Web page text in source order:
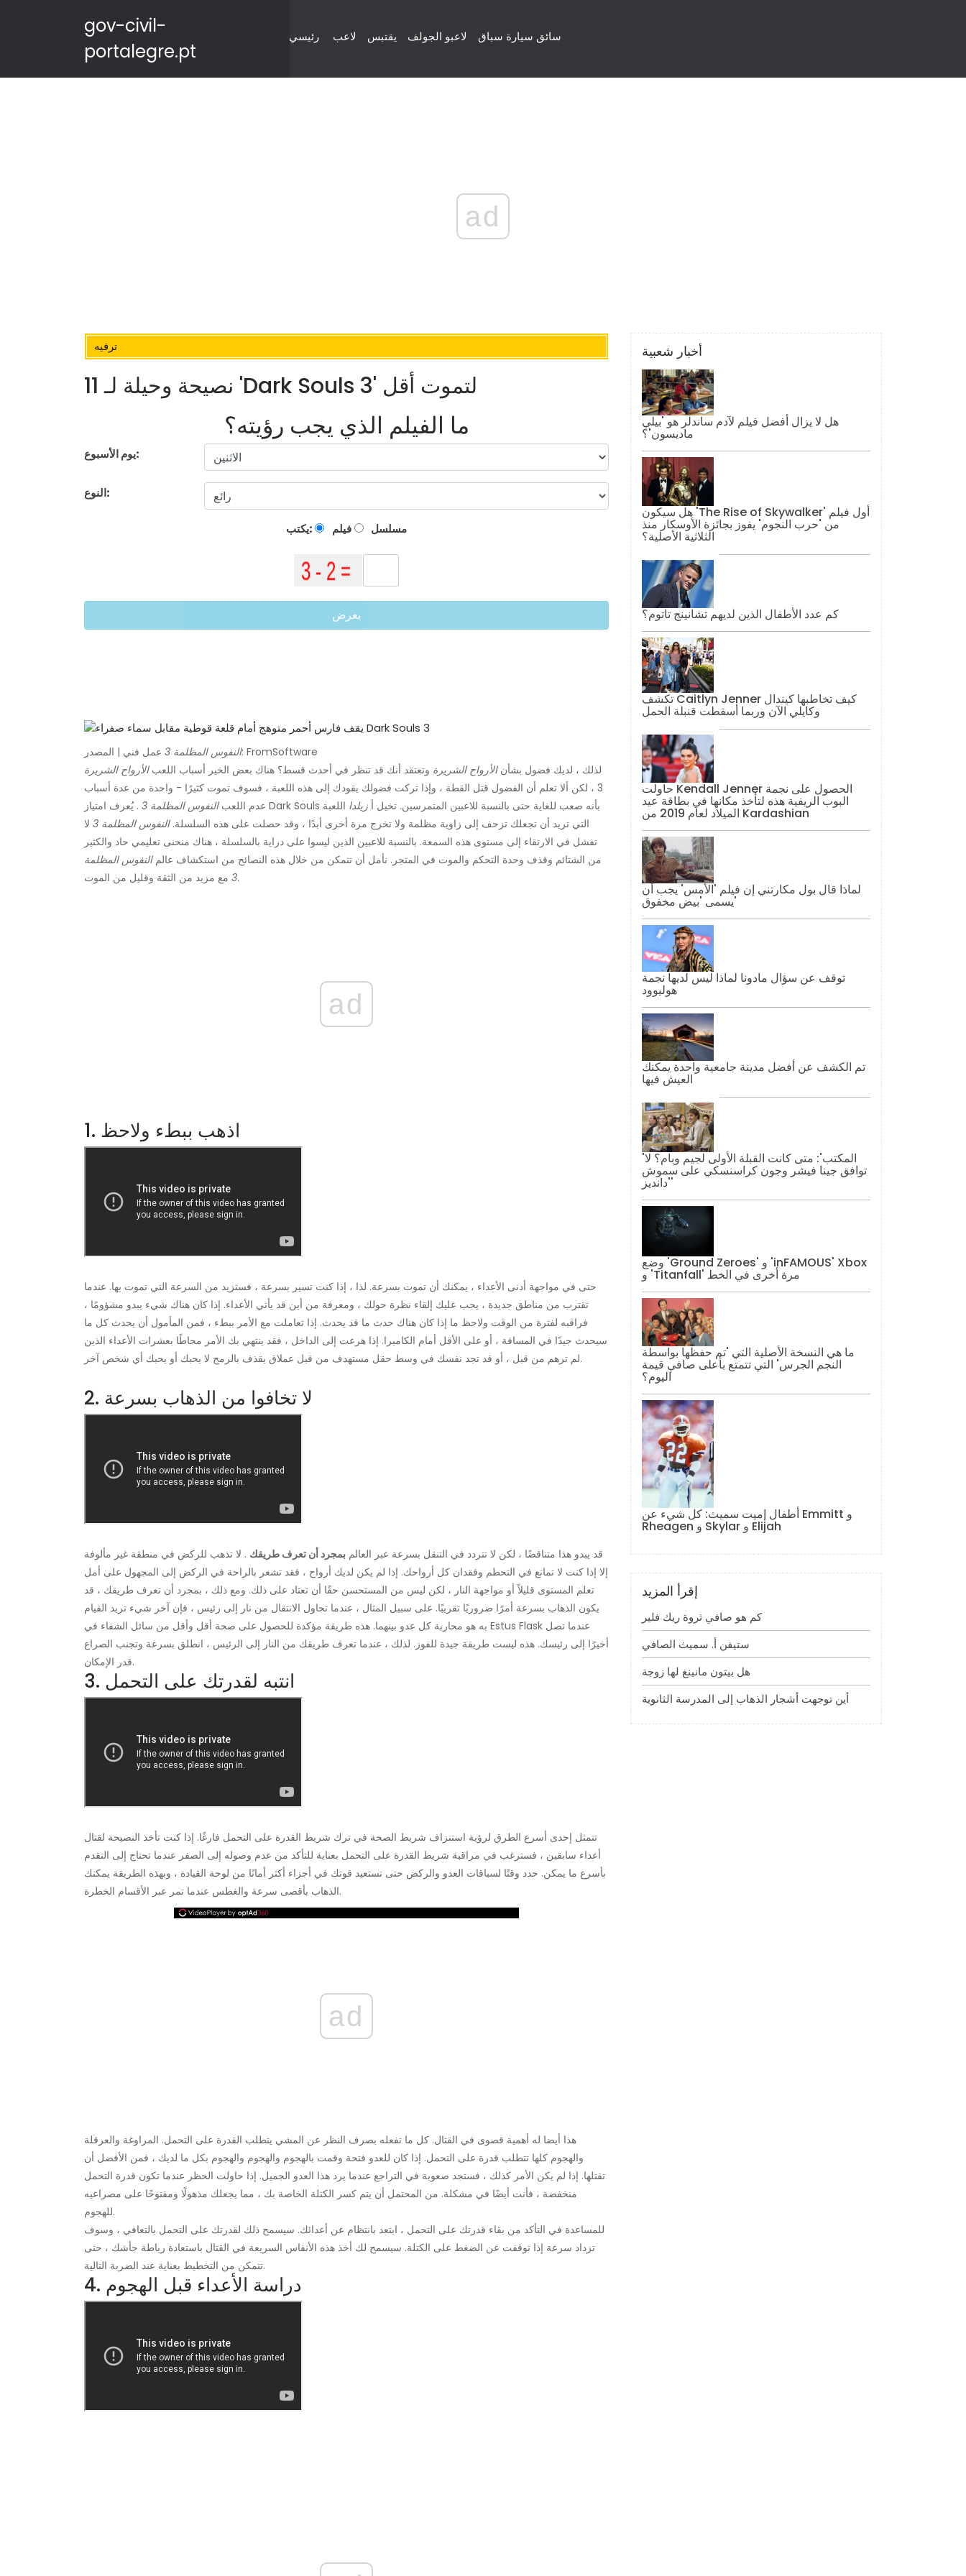
gov-civil-
portalegre.pt
رئيسي لاعب يقتبس لاعبو الجولف سائق سيارة سباق
ad
ترفيه
11 نصيحة وحيلة لـ 'Dark Souls 3' لتموت أقل
ما الفيلم الذي يجب رؤيته؟
يوم الأسبوع:
النوع:
يكتب: فيلم مسلسل
يعرض
النفوس المظلمة 3عمل فني | المصدر: FromSoftware
لذلك ، لديك فضول بشأنالأرواح الشريرة وتعتقد أنك قد تنظر في أحدث قسط؟ هناك بعض الخير أسباب اللعبالأرواح الشريرة
3 ، لكن ألا تعلم أن الفضول قتل القطة ، وإذا تركت فضولك يقودك إلى هذه اللعبة ، فسوف تموت كثيرًا - واحدة من عدة أسباب
عدم اللعبالنفوس المظلمة 3 . يُعرف امتياز Dark Souls بأنه صعب للغاية حتى بالنسبة للاعبين المتمرسين. تخيل أ زيلدا اللعبة
التي تريد أن تجعلك تزحف إلى زاوية مظلمة ولا تخرج مرة أخرى أبدًا ، وقد حصلت على هذه السلسلة.النفوس المظلمة 3
لا
تفشل في الارتقاء إلى مستوى هذه السمعة. بالنسبة للاعبين الذين ليسوا على دراية بالسلسلة ، هناك منحنى تعليمي حاد والكثير
من الشتائم وقذف وحدة التحكم والموت في المتجر. نأمل أن تتمكن من خلال هذه النصائح من استكشاف عالمالنفوس المظلمة
3مع مزيد من الثقة وقليل من الموت.
ad
1. اذهب ببطء ولاحظ
حتى في مواجهة أدنى الأعداء ، يمكنك أن تموت بسرعة. لذا ، إذا كنت تسير بسرعة ، فستزيد من السرعة التي تموت بها. عندما
تقترب من مناطق جديدة ، يجب عليك إلقاء نظرة حولك ، ومعرفة من أين قد يأتي الأعداء. إذا كان هناك شيء يبدو مشؤومًا ،
فراقبه لفترة من الوقت ولاحظ ما إذا كان هناك حدث ما قد يحدث. إذا تعاملت مع الأمر ببطء ، فمن المأمول أن يحدث كل ما
سيحدث جيدًا في المسافة ، أو على الأقل أمام الكاميرا. إذا هرعت إلى الداخل ، فقد ينتهي بك الأمر محاطًا بعشرات الأعداء الذين
لم ترهم من قبل ، أو قد تجد نفسك في وسط حقل مستهدف من قبل عملاق يقذف بالرمح لا يحبك أو يحبك أي شخص آخر.
2. لا تخافوا من الذهاب بسرعة
قد يبدو هذا متناقضًا ، لكن لا تتردد في التنقل بسرعة عبر العالم بمجرد أن تعرف طريقك . لا تذهب للركض في منطقة غير مألوفة
إلا إذا كنت لا تمانع في التحطم وفقدان كل أرواحك. إذا لم يكن لديك أرواح ، فقد تشعر بالراحة في الركض إلى المجهول على أمل
تعلم المستوى قليلاً أو مواجهة النار ، لكن ليس من المستحسن حقًا أن تعتاد على ذلك. ومع ذلك ، بمجرد أن تعرف طريقك ، قد
يكون الذهاب بسرعة أمرًا ضروريًا تقريبًا. على سبيل المثال ، عندما تحاول الانتقال من نار إلى رئيس ، فإن آخر شيء تريد القيام
به هو محاربة كل عدو بينهما. هذه طريقة مؤكدة للحصول على صحة أقل وأقل من سائل الشفاء في Estus Flask عندما تصل
أخيرًا إلى رئيسك. هذه ليست طريقة جيدة للفوز. لذلك ، عندما تعرف طريقك من النار إلى الرئيس ، انطلق بسرعة وتجنب الصراع
قدر الإمكان.
3. انتبه لقدرتك على التحمل
تتمثل إحدى أسرع الطرق لرؤية استنزاف شريط الصحة في ترك شريط القدرة على التحمل فارغًا. إذا كنت تأخذ النصيحة لقتال
أعداء سابقين ، فسترغب في مراقبة شريط القدرة على التحمل بعناية للتأكد من عدم وصوله إلى الصفر عندما تحتاج إلى التقدم
بأسرع ما يمكن. حدد وقتًا لسباقات العدو والركض حتى تستعيد قوتك في أجزاء أكثر أمانًا من لوحة القيادة ، وبهذه الطريقة يمكنك
الذهاب بأقصى سرعة والغطس عندما تمر عبر الأقسام الخطرة.
ad
هذا أيضا له أهمية قصوى في القتال. كل ما تفعله بصرف النظر عن المشي يتطلب القدرة على التحمل. المراوغة والعرقلة
والهجوم كلها تتطلب قدرة على التحمل. إذا كان للعدو فتحة وقمت بالهجوم والهجوم والهجوم بكل ما لديك ، فمن الأفضل أن
تقتلها. إذا لم يكن الأمر كذلك ، فستجد صعوبة في التراجع عندما يرد هذا العدو الجميل. إذا حاولت الحظر عندما تكون قدرة التحمل
منخفضة ، فأنت أيضًا في مشكلة. من المحتمل أن يتم كسر الكتلة الخاصة بك ، مما يجعلك مذهولًا ومفتوحًا على مصراعيه
للهجوم.
للمساعدة في التأكد من بقاء قدرتك على التحمل ، ابتعد بانتظام عن أعدائك. سيسمح ذلك لقدرتك على التحمل بالتعافي ، وسوف
تزداد سرعة إذا توقفت عن الضغط على الكتلة. سيسمح لك أخذ هذه الأنفاس السريعة في القتال باستعادة رباطة جأشك ، حتى
تتمكن من التخطيط بعناية عند الضربة التالية.
4. دراسة الأعداء قبل الهجوم
أخبار شعبية
هل لا يزال أفضل فيلم لآدم ساندلر هو 'بيلي
ماديسون'؟
هل سيكون 'The Rise of Skywalker' أول فيلم
من 'حرب النجوم' يفوز بجائزة الأوسكار منذ
الثلاثية الأصلية؟
كم عدد الأطفال الذين لديهم تشانينج تاتوم؟
تكشف Caitlyn Jenner كيف تخاطبها كيندال
وكايلي الآن وربما أسقطت قنبلة الحمل
حاولت Kendall Jenner الحصول على نجمة
البوب ​​الريفية هذه لتأخذ مكانها في بطاقة عيد
الميلاد لعام 2019 من Kardashian
لماذا قال بول مكارتني إن فيلم 'الأمس' يجب أن
يسمى 'بيض مخفوق'
توقف عن سؤال مادونا لماذا ليس لديها نجمة
هوليوود
تم الكشف عن أفضل مدينة جامعية واحدة يمكنك
العيش فيها
'المكتب': متى كانت القبلة الأولى لجيم وبام؟ لا
توافق جينا فيشر وجون كراسنسكي على سموش
'دانديز'
وضع 'Ground Zeroes' و 'inFAMOUS' Xbox
و 'Titanfall' مرة أخرى في الخط
ما هي النسخة الأصلية التي 'تم حفظها بواسطة
النجم الجرس' التي تتمتع بأعلى صافي قيمة
اليوم؟
أطفال إميت سميث: كل شيء عن Emmitt و
Rheagen و Skylar و Elijah
إقرأ المزيد
كم هو صافي ثروة ريك فلير
ستيفن أ. سميث الصافي
هل بيتون مانينغ لها زوجة
أين توجهت أشجار الذهاب إلى المدرسة الثانوية